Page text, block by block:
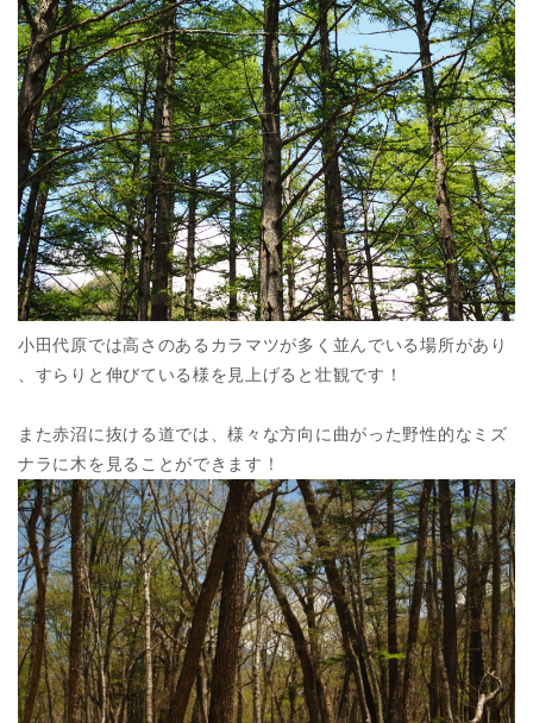
小田代原では高さのあるカラマツが多く並んでいる場所があり
、すらりと伸びている様を見上げると壮観です！
また赤沼に抜ける道では、様々な方向に曲がった野性的なミズ
ナラに木を見ることができます！